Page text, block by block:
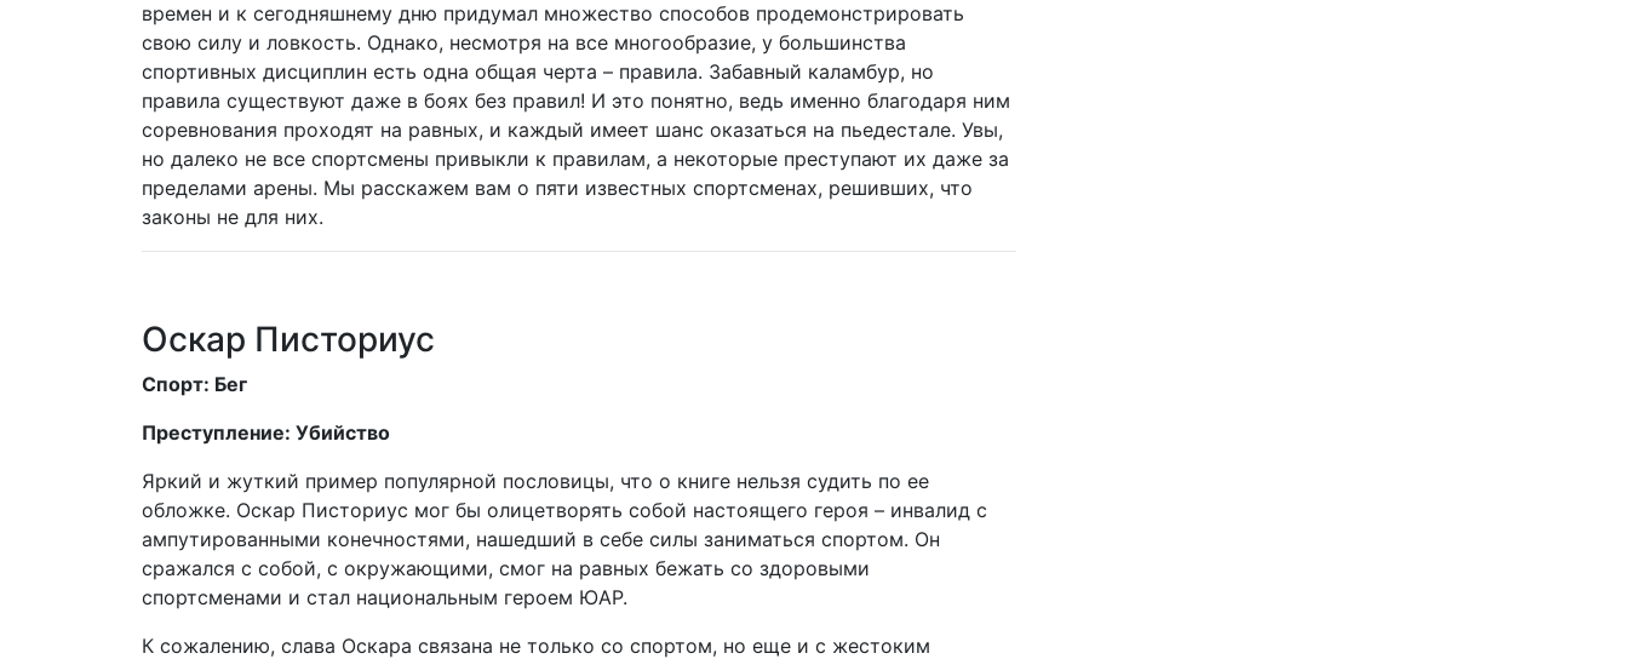
времен и к сегодняшнему дню придумал множество способов продемонстрировать
свою силу и ловкость. Однако, несмотря на все многообразие, у большинства
спортивных дисциплин есть одна общая черта – правила. Забавный каламбур, но
правила существуют даже в боях без правил! И это понятно, ведь именно благодаря ним
соревнования проходят на равных, и каждый имеет шанс оказаться на пьедестале. Увы,
но далеко не все спортсмены привыкли к правилам, а некоторые преступают их даже за
пределами арены. Мы расскажем вам о пяти известных спортсменах, решивших, что
законы не для них.
Оскар Писториус
Спорт: Бег
Преступление: Убийство
Яркий и жуткий пример популярной пословицы, что о книге нельзя судить по ее
обложке. Оскар Писториус мог бы олицетворять собой настоящего героя – инвалид с
ампутированными конечностями, нашедший в себе силы заниматься спортом. Он
сражался с собой, с окружающими, смог на равных бежать со здоровыми
спортсменами и стал национальным героем ЮАР.
К сожалению, слава Оскара связана не только со спортом, но еще и с жестоким